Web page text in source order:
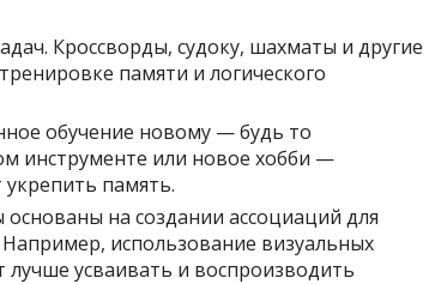
Кроссворды, судоку, шахматы и другие
памяти и логического
обучение новому — будь то
инструменте или новое хобби —
память.
на создании ассоциаций для
использование визуальных
усваивать и воспроизводить